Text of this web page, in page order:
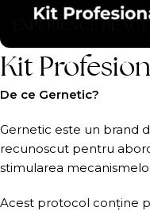
Kit
De ce Gernetic?
Gernetic este un brand
recunoscut pentru
stimularea
Acest protocol conține